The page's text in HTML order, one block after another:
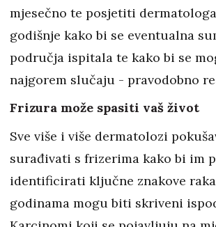
mjesečno te posjetiti
godišnje kako bi se eventualna
područja ispitala te kako bi se
najgorem slučaju - pravodobno
Frizura može spasiti vaš život
Sve više i više dermatolozi
surađivati s frizerima kako bi im
identificirati ključne znakove
godinama mogu biti skriveni